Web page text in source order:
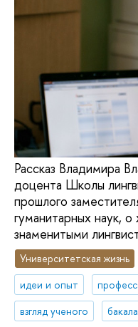
Рассказ Владимира
доцента Школы
прошлого
гуманитарных наук,
знаменитыми
Университетская жизнь
идеи и опыт
взгляд ученого